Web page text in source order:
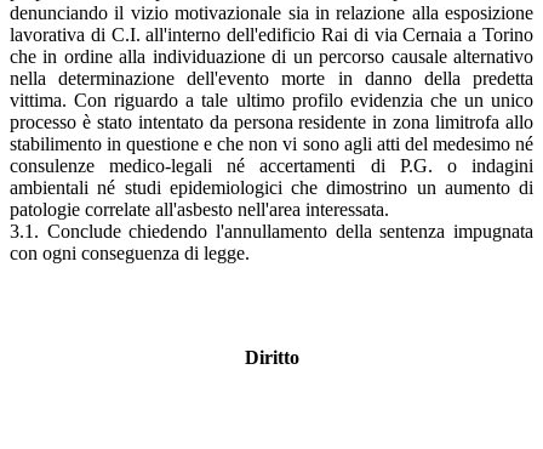
denunciando il vizio motivazionale sia in relazione alla esposizione
lavorativa di C.I. all'interno dell'edificio Rai di via Cernaia a Torino
che in ordine alla individuazione di un percorso causale alternativo
nella determinazione dell'evento morte in danno della predetta
vittima. Con riguardo a tale ultimo profilo evidenzia che un unico
processo è stato intentato da persona residente in zona limitrofa allo
stabilimento in questione e che non vi sono agli atti del medesimo né
consulenze medico-legali né accertamenti di P.G. o indagini
ambientali né studi epidemiologici che dimostrino un aumento di
patologie correlate all'asbesto nell'area interessata.
3.1. Conclude chiedendo l'annullamento della sentenza impugnata
con ogni conseguenza di legge.
Diritto